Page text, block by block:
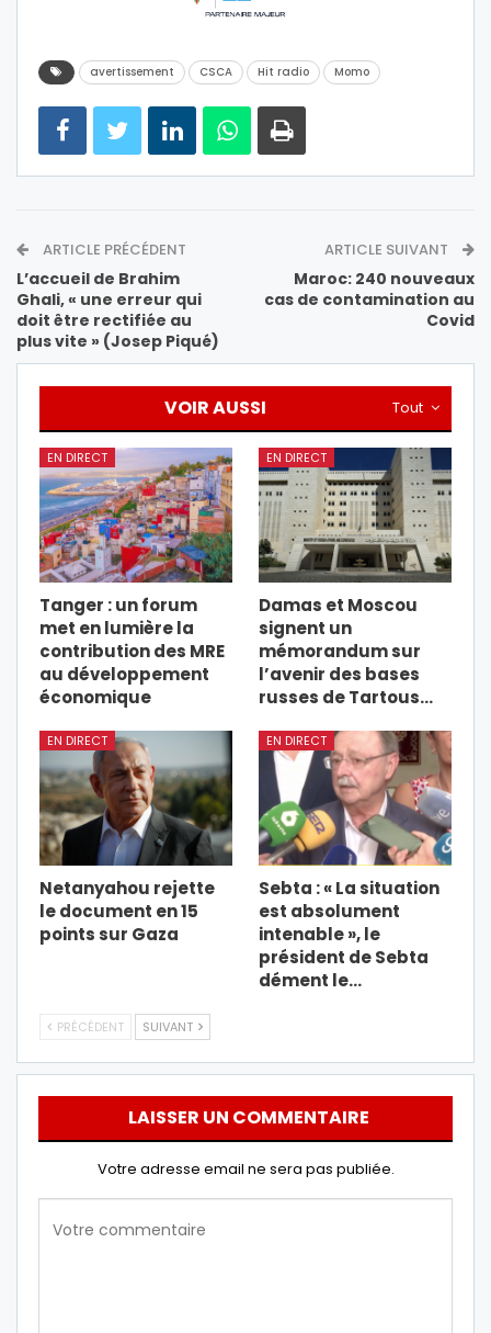
avertissement CSCA Hit radio Momo
ARTICLE PRÉCÉDENT
L’accueil de Brahim
Ghali, « une erreur qui
doit être rectifiée au
plus vite » (Josep Piqué)
ARTICLE SUIVANT
Maroc: 240 nouveaux
cas de contamination au
Covid
Tout
VOIR AUSSI
EN DIRECT
Tanger : un forum
met en lumière la
contribution des MRE
au développement
économique
EN DIRECT
Damas et Moscou
signent un
mémorandum sur
l’avenir des bases
russes de Tartous…
EN DIRECT
Netanyahou rejette
le document en 15
points sur Gaza
EN DIRECT
Sebta : « La situation
est absolument
intenable », le
président de Sebta
dément le…
PRÉCÉDENT SUIVANT
LAISSER UN COMMENTAIRE
Votre adresse email ne sera pas publiée.